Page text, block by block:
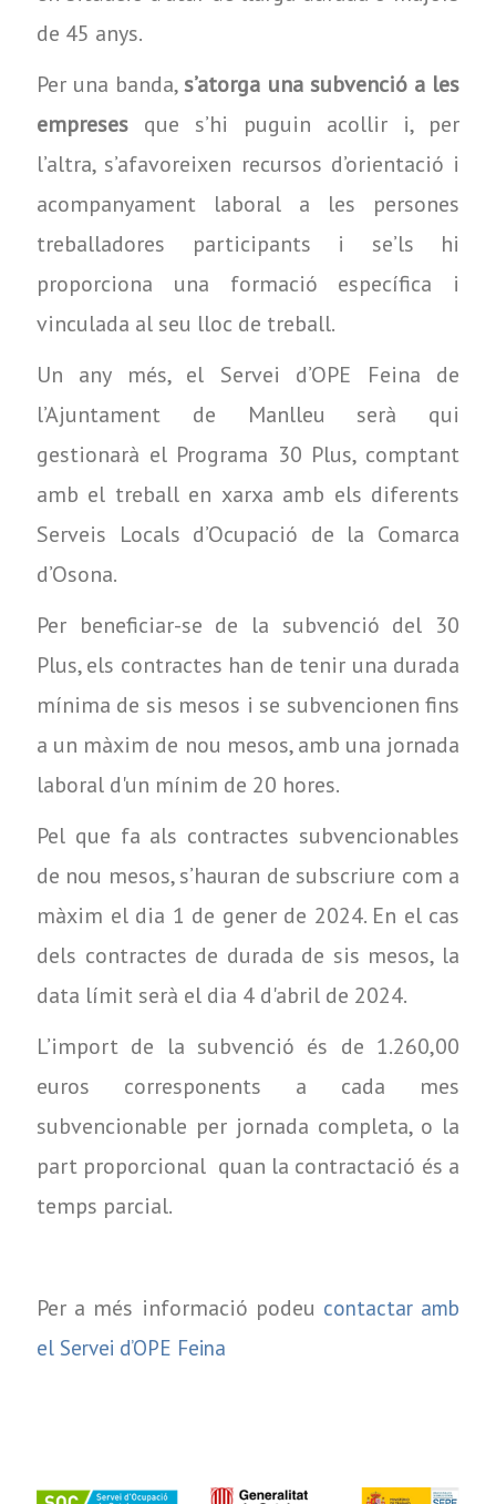
de 45 anys.
Per una banda,s’atorga una subvenció a les
empreses que s’hi puguin acollir i, per
l’altra, s’afavoreixen recursos d’orientació i
acompanyament laboral a les persones
treballadores participants i se’ls hi
proporciona una formació específica i
vinculada al seu lloc de treball.
Un any més, el Servei d’OPE Feina de
l’Ajuntament de Manlleu serà qui
gestionarà el Programa 30 Plus, comptant
amb el treball en xarxa amb els diferents
Serveis Locals d’Ocupació de la Comarca
d’Osona.
Per beneficiar-se de la subvenció del 30
Plus, els contractes han de tenir una durada
mínima de sis mesos i se subvencionen fins
a un màxim de nou mesos, amb una jornada
laboral d'un mínim de 20 hores.
Pel que fa als contractes subvencionables
de nou mesos, s’hauran de subscriure com a
màxim el dia 1 de gener de 2024. En el cas
dels contractes de durada de sis mesos, la
data límit serà el dia 4 d'abril de 2024.
L’import de la subvenció és de 1.260,00
euros corresponents a cada mes
subvencionable per jornada completa, o la
part proporcional quan la contractació és a
temps parcial.
Per a més informació podeu contactar amb
el Servei d’OPE Feina